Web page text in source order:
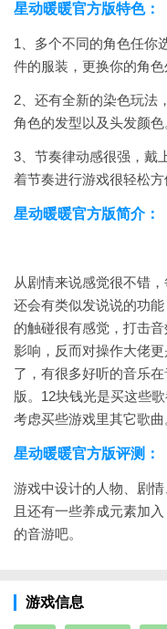
星动暖暖官方版特色：
1、多个不同的角色任你
件的服装，更换你的角色
2、还有全新的染色玩法
角色的发型以及头发颜色
3、节奏律动感很强，戴
着节奏进行游戏很轻松方
星动暖暖官方版简介：
从剧情来说感觉很不错
还会有类似发说说的功
的触碰很有感觉，打击
影响，反而对操作大佬
了，有很多好听的音乐
版。12块钱光是买这些
考虑买些游戏里其它歌曲
星动暖暖官方版评测：
游戏中设计的人物、剧
且还有一些养成元素加
的音游吧。
游戏信息